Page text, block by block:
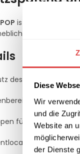
Diese
Wir
und die
Website an
der Dienste
ist bis zu
des Gestells
für empfindliche
mit